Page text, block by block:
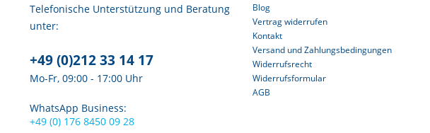
Telefonische Unterstützung und Beratung
unter:
+49 (0)212 33 14 17
Mo-Fr, 09:00 - 17:00 Uhr
WhatsApp Business:
+49 (0) 176 8450 09 28
Blog
Vertrag widerrufen
Kontakt
Versand und Zahlungsbedingungen
Widerrufsrecht
Widerrufsformular
AGB